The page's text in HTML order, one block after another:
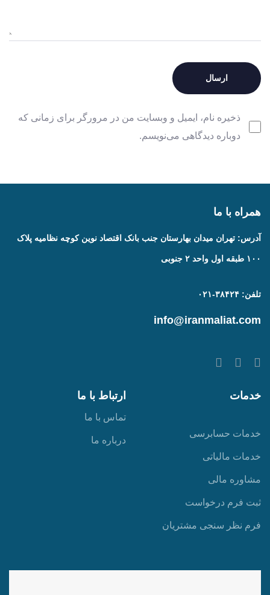
ذخیره نام، ایمیل و وبسایت من در مرورگر برای زمانی که
دوباره دیدگاهی می‌نویسم.
همراه با ما
آدرس: تهران میدان بهارستان جنب بانک اقتصاد نوین کوچه نظامیه پلاک
۱۰۰ طبقه اول واحد ۲ جنوبی
تلفن: ۳۸۴۲۴-۰۲۱
info@iranmaliat.com
خدمات
خدمات حسابرسی
خدمات مالیاتی
مشاوره مالی
ثبت فرم درخواست
فرم نظر سنجی مشتریان
ارتباط با ما
تماس با ما
درباره ما